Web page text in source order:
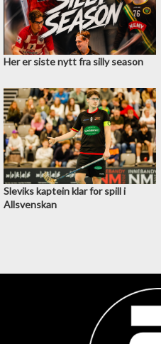
Her er siste nytt fra silly season
Sleviks kaptein klar for spill i
Allsvenskan